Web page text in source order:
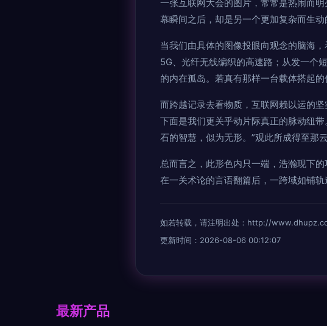
一张互联网大会的图片，常常是热闹而
幕瞬间之后，却是另一个更加复杂而生动
当我们由具体的图像投眼向观念的脑海
5G、光纤无线编织的高速路；从发一个
的内在孤岛。若真有那样一台载体搭起
而跨越记录去看物质，互联网赖以运的
下面是我们更关乎动片际真正的脉动纽
石的智慧，似为无形。”观此所成得至那
总而言之，此形色内只一端，浩瀚现下
在一关术论的言语翻篇后，一跨域如铺
如若转载，请注明出处：http://
更新时间：2026-08-06 00:12:07
最新产品